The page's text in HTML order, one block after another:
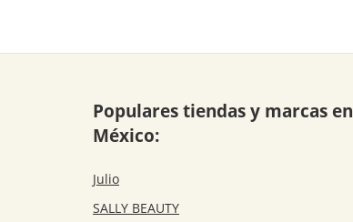
Populares tiendas y marcas en
México:
Julio
SALLY BEAUTY